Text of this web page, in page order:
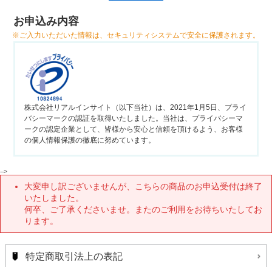
お申込み内容
※ご入力いただいた情報は、セキュリティシステムで安全に保護されます。
株式会社リアルインサイト（以下当社）は、2021年1月5日、プライ
バシーマークの認証を取得いたしました。当社は、プライバシーマ
ークの認定企業として、皆様から安心と信頼を頂けるよう、お客様
の個人情報保護の徹底に努めています。
-->
大変申し訳ございませんが、こちらの商品のお申込受付は終了
いたしました。
何卒、ご了承くださいませ。またのご利用をお待ちいたしてお
ります。
特定商取引法上の表記